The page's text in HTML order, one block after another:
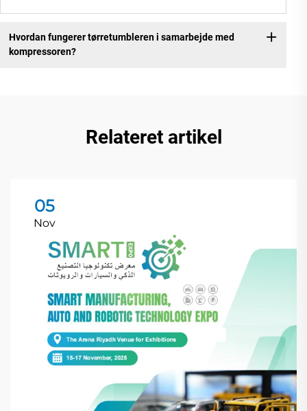
Hvordan fungerer tørretumbleren i samarbejde med
kompressoren?
Relateret artikel
05
Nov